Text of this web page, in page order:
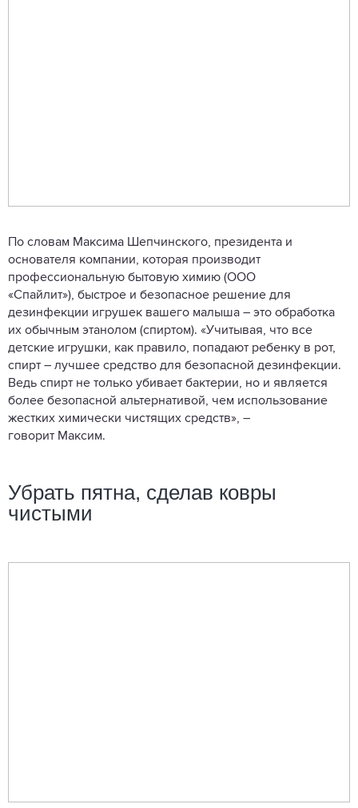
По словам Максима Шепчинского, президента и
основателя компании, которая производит
профессиональную бытовую химию (ООО
«Спайлит»), быстрое и безопасное решение для
дезинфекции игрушек вашего малыша – это обработка
их обычным этанолом (спиртом). «Учитывая, что все
детские игрушки, как правило, попадают ребенку в рот,
спирт – лучшее средство для безопасной дезинфекции.
Ведь спирт не только убивает бактерии, но и является
более безопасной альтернативой, чем использование
жестких химически чистящих средств», –
говорит Максим.
Убрать пятна, сделав ковры
чистыми